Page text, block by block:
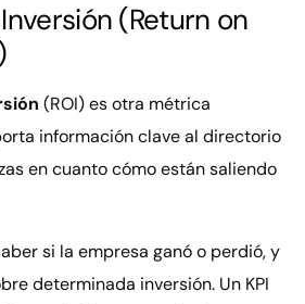
(Return on
(ROI) es otra métrica
información clave al directorio
en cuanto cómo están saliendo
si la empresa ganó o perdió, y
determinada inversión. Un KPI